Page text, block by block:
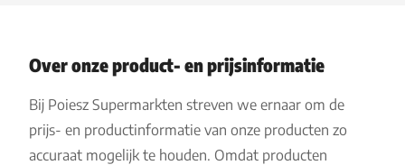
Over onze product- en prijsinformatie
Bij Poiesz Supermarkten streven we ernaar om de
prijs- en productinformatie van onze producten zo
accuraat mogelijk te houden. Omdat producten